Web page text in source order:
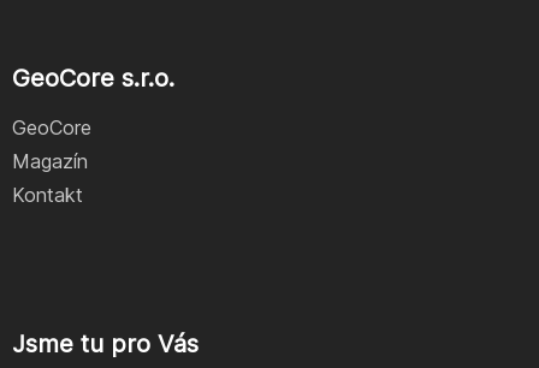
GeoCore s.r.o.
GeoCore
Magazín
Kontakt
Jsme tu pro Vás